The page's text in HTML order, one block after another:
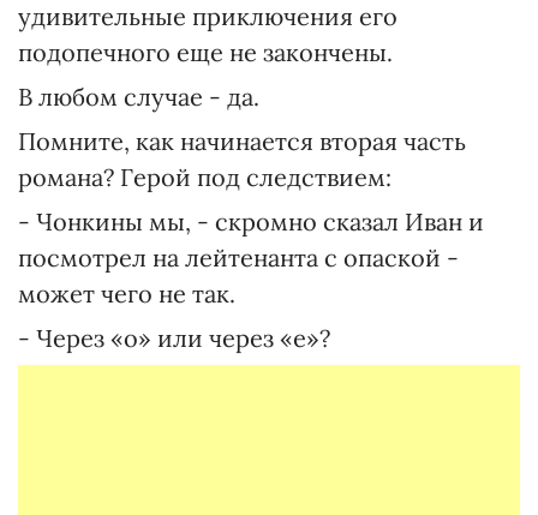
удивительные приключения его
подопечного еще не закончены.
В любом случае - да.
Помните, как начинается вторая часть
романа? Герой под следствием:
- Чонкины мы, - скромно сказал Иван и
посмотрел на лейтенанта с опаской -
может чего не так.
- Через «о» или через «е»?